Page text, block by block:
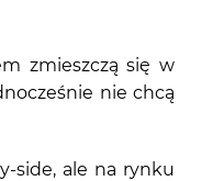
zmieszczą się w
nie chcą
side, ale na rynku